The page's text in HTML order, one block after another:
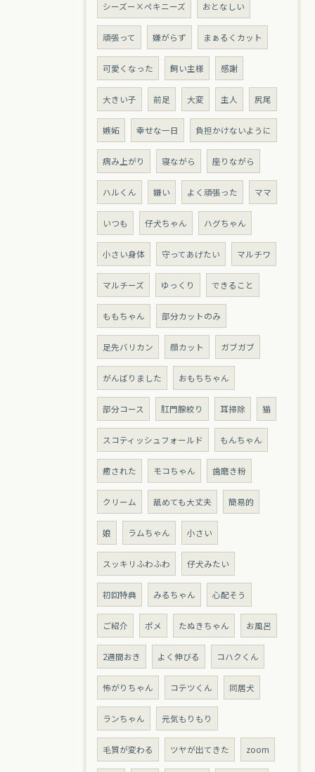
シーズー×ペキニーズ おとなしい
頑張って 嫌がらず まぁるくカット
可愛くなった 飼い主様 感謝
大きい子 前足 大変 主人 尻尾
嫉妬 幸せな一日 負担かけないように
病み上がり 寝ながら 座りながら
ハルくん 嫌い よく頑張った ママ
いつも 仔犬ちゃん ハグちゃん
小さい身体 守ってあげたい マルチワ
マルチーズ ゆっくり できること
ももちゃん 部分カットのみ
足先バリカン 顔カット ガブガブ
がんばりました おもちちゃん
部分コース 肛門腺絞り 耳掃除 猫
スコティッシュフォールド もんちゃん
癒された モコちゃん 歯磨き粉
クリーム 舐めても大丈夫 簡易的
娘 ラムちゃん 小さい
スッキリふわふわ 仔犬みたい
初回特典 みるちゃん 心配そう
ご紹介 ポメ たぬきちゃん お風呂
2週間おき よく伸びる コハクくん
怖がりちゃん コテツくん 同居犬
ランちゃん 元気もりもり
毛質が変わる ツヤが出てきた zoom